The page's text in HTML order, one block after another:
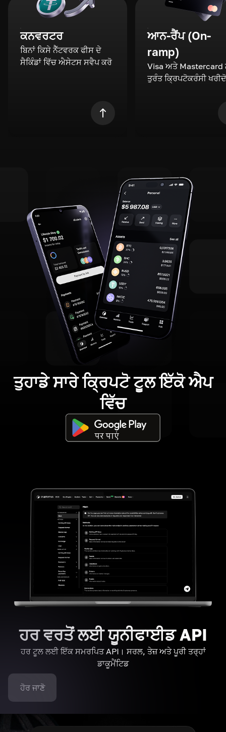
ਕਨਵਰਟਰ
ਬਿਨਾਂ ਕਿਸੇ ਨੈੱਟਵਰਕ ਫੀਸ ਦੇ
ਸੈਕਿੰਡਾਂ ਵਿੱਚ ਐਸੇਟਸ ਸਵੈਪ ਕਰੋ
ਆਨ-ਰੈਂਪ (On-
ramp)
Visa ਅਤੇ Mastercard
ਤੁਰੰਤ ਕ੍ਰਿਪਟੋਕਰੰਸੀ ਖਰੀਦੋ
ਤੁਹਾਡੇ ਸਾਰੇ ਕ੍ਰਿਪਟੋ ਟੂਲ ਇੱਕੋ ਐਪ
ਵਿੱਚ
ਹਰ ਵਰਤੋਂ ਲਈ ਯੂਨੀਫਾਈਡ API
ਹਰ ਟੂਲ ਲਈ ਇੱਕ ਸਮਰਪਿਤ API। ਸਰਲ, ਤੇਜ਼ ਅਤੇ ਪੂਰੀ ਤਰ੍ਹਾਂ
ਡਾਕੂਮੈਂਟਿਡ
ਹੋਰ ਜਾਣੋ